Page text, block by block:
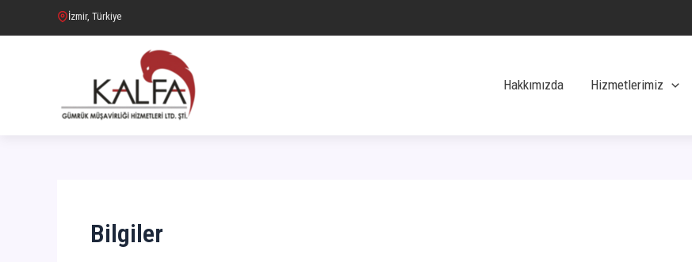
İzmir, Türkiye
Hakkımızda Hizmetlerimiz
Bilgiler